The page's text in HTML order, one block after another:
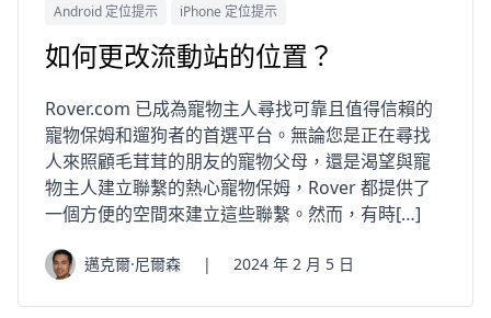
Android 定位提示 iPhone 定位提示
如何更改流動站的位置？
Rover.com 已成為寵物主人尋找可靠且值得信賴的
寵物保姆和遛狗者的首選平台。無論您是正在尋找
人來照顧毛茸茸的朋友的寵物父母，還是渴望與寵
物主人建立聯繫的熱心寵物保姆，Rover 都提供了
一個方便的空間來建立​​這些聯繫。然而，有時[…]
邁克爾·尼爾森 | 2024 年 2 月 5 日